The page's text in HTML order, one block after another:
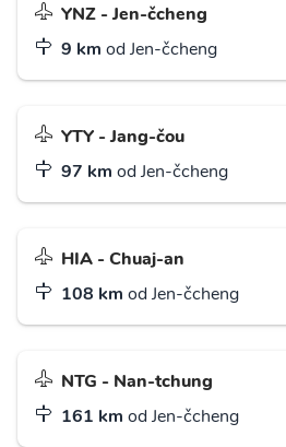
YNZ - Jen-čcheng
9 km od Jen-čcheng
YTY - Jang-čou
97 km od Jen-čcheng
HIA - Chuaj-an
108 km od Jen-čcheng
NTG - Nan-tchung
161 km od Jen-čcheng